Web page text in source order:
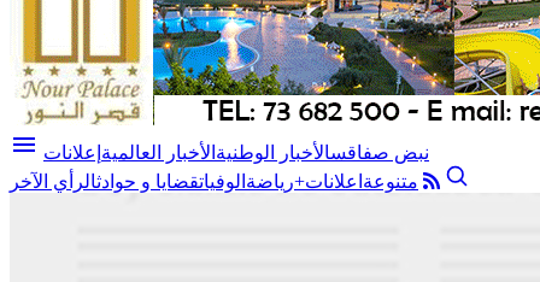
menu نبض صفاقسالأخبار الوطنية الأخبار العالمية إعلانات
متنوعة اعلانات+رياضة الوفياتقضايا و حوادثالرأي الآخر